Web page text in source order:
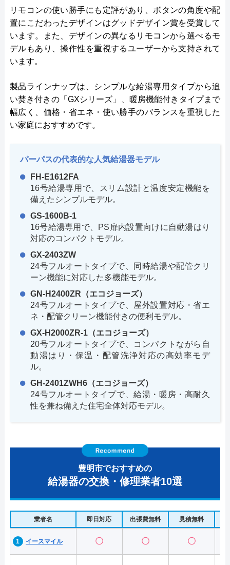
リモコンの使い勝手にも定評があり、ボタンの角度や配
置にこだわったデザインはグッドデザイン賞を受賞して
います。また、デザインの異なるリモコンから選べるモ
デルもあり、操作性を重視するユーザーから支持されて
います。
製品ラインナップは、シンプルな給湯専用タイプから追
い焚き付きの「GXシリーズ」、暖房機能付きタイプまで
幅広く、価格・省エネ・使い勝手のバランスを重視した
い家庭におすすめです。
パーパスの代表的な人気給湯器モデル
FH-E1612FA
16号給湯専用で、スリム設計と温度安定機能を
備えたシンプルモデル。
GS-1600B-1
16号給湯専用で、PS扉内設置向けに自動湯はり
対応のコンパクトモデル。
GX-2403ZW
24号フルオートタイプで、同時給湯や配管クリ
ーン機能に対応した多機能モデル。
GN-H2400ZR（エコジョーズ）
24号フルオートタイプで、屋外設置対応・省エ
ネ・配管クリーン機能付きの便利モデル。
GX-H2000ZR-1（エコジョーズ）
20号フルオートタイプで、コンパクトながら自
動湯はり・保温・配管洗浄対応の高効率モデ
ル。
GH-2401ZWH6（エコジョーズ）
24号フルオートタイプで、給湯・暖房・高耐久
性を兼ね備えた住宅全体対応モデル。
豊明市でおすすめの
給湯器の交換・修理業者10選
業者名 即日対応 出張費無料 見積無料
イースマイル 〇 〇 〇